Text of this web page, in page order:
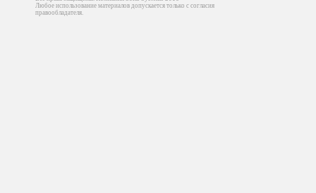
Любое использование материалов допускается только с согласия
правообладателя.